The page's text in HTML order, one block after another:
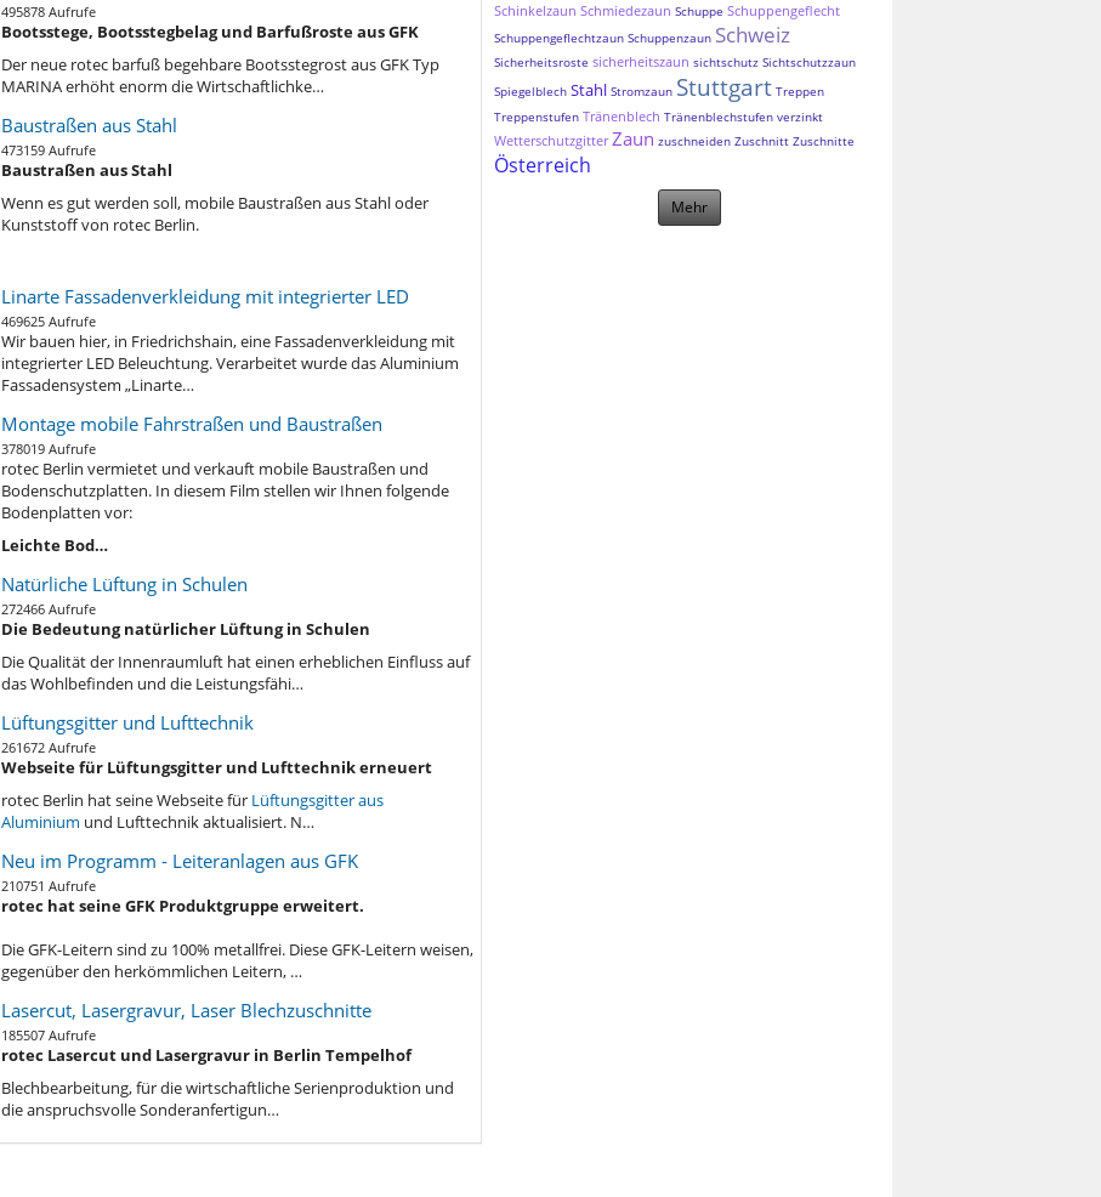
495878 Aufrufe
Bootsstege, Bootsstegbelag und Barfußroste aus GFK
Der neue rotec barfuß begehbare Bootsstegrost aus GFK Typ
MARINA erhöht enorm die Wirtschaftlichke…
Baustraßen aus Stahl
473159 Aufrufe
Baustraßen aus Stahl
Wenn es gut werden soll, mobile Baustraßen aus Stahl oder
Kunststoff von rotec Berlin.
Linarte Fassadenverkleidung mit integrierter LED
469625 Aufrufe
Wir bauen hier, in Friedrichshain, eine Fassadenverkleidung mit
integrierter LED Beleuchtung. Verarbeitet wurde das Aluminium
Fassadensystem „Linarte…
Montage mobile Fahrstraßen und Baustraßen
378019 Aufrufe
rotec Berlin vermietet und verkauft mobile Baustraßen und
Bodenschutzplatten. In diesem Film stellen wir Ihnen folgende
Bodenplatten vor:
Leichte Bod…
Natürliche Lüftung in Schulen
272466 Aufrufe
Die Bedeutung natürlicher Lüftung in Schulen
Die Qualität der Innenraumluft hat einen erheblichen Einfluss auf
das Wohlbefinden und die Leistungsfähi…
Lüftungsgitter und Lufttechnik
261672 Aufrufe
Webseite für Lüftungsgitter und Lufttechnik erneuert
rotec Berlin hat seine Webseite für Lüftungsgitter aus
Aluminium und Lufttechnik aktualisiert. N…
Neu im Programm - Leiteranlagen aus GFK
210751 Aufrufe
rotec hat seine GFK Produktgruppe erweitert.
Die GFK-Leitern sind zu 100% metallfrei. Diese GFK-Leitern weisen,
gegenüber den herkömmlichen Leitern, …
Lasercut, Lasergravur, Laser Blechzuschnitte
185507 Aufrufe
rotec Lasercut und Lasergravur in Berlin Tempelhof
Blechbearbeitung, für die wirtschaftliche Serienproduktion und
die anspruchsvolle Sonderanfertigun…
Schinkelzaun Schmiedezaun Schuppe Schuppengeflecht
Schuppengeflechtzaun Schuppenzaun Schweiz
Sicherheitsroste sicherheitszaun sichtschutz Sichtschutzzaun
Spiegelblech Stahl Stromzaun Stuttgart Treppen
Treppenstufen Tränenblech Tränenblechstufen verzinkt
Wetterschutzgitter Zaun zuschneiden Zuschnitt Zuschnitte
Österreich
Mehr